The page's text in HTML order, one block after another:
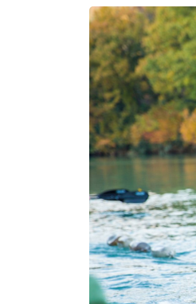
小学1年生
小学3年生
小学5年生
イベント
ニュース
そだち＆まなび
ワーク・ドリル
幼稚園・保育園
小学校
科学・プログラミング
絵本・読み聞かせ
自由研究・工作
読書感想文
本・読書
こそだて生活
住まい
ファッション・美容
行事・イベント
トラブル
親子でいっしょに
人間関係
おでかけ
こそだてマンガ